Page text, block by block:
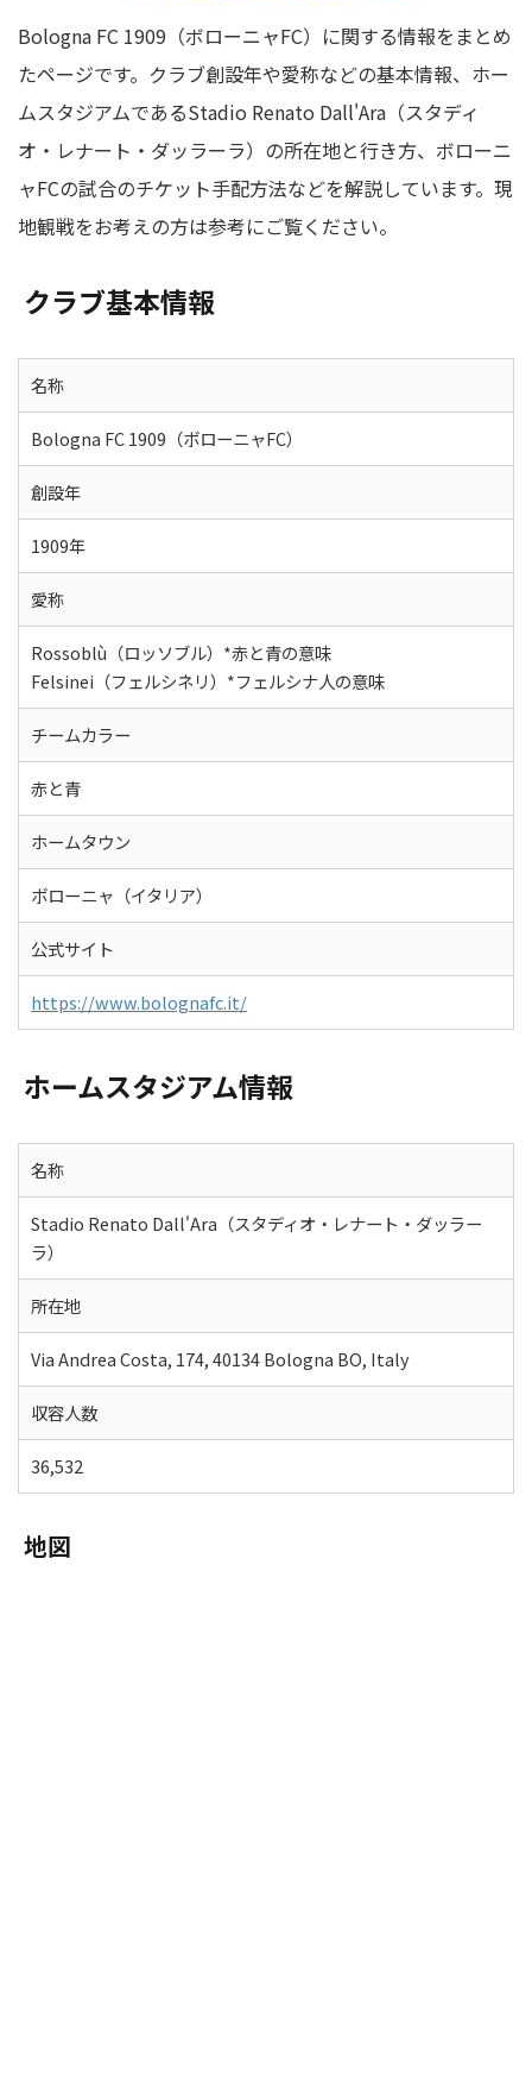
Bologna FC 1909（ボローニャFC）に関する情報をまとめ
たページです。クラブ創設年や愛称などの基本情報、ホー
ムスタジアムであるStadio Renato Dall'Ara（スタディ
オ・レナート・ダッラーラ）の所在地と行き方、ボローニ
ャFCの試合のチケット手配方法などを解説しています。現
地観戦をお考えの方は参考にご覧ください。
クラブ基本情報
名称
Bologna FC 1909（ボローニャFC）
創設年
1909年
愛称
Rossoblù（ロッソブル）*赤と青の意味
Felsinei（フェルシネリ）*フェルシナ人の意味
チームカラー
赤と青
ホームタウン
ボローニャ（イタリア）
公式サイト
https://www.bolognafc.it/
ホームスタジアム情報
名称
Stadio Renato Dall'Ara（スタディオ・レナート・ダッラー
ラ）
所在地
Via Andrea Costa, 174, 40134 Bologna BO, Italy
収容人数
36,532
地図